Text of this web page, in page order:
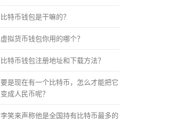
比特币钱包是干嘛的？
虚拟货币钱包你用的哪个？
比特币钱包注册地址和下载方法？
要是现在有一个比特币，怎么才能把它
变成人民币呢？
李笑来声称他是全国持有比特币最多的